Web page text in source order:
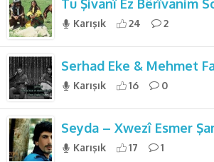
Tu Şivanî Ez Bêrîvanim
Karışık 24 2
Serhad Eke & Mehmet
Karışık 16 0
Seyda – Xwezî Esmer
Karışık 17 1